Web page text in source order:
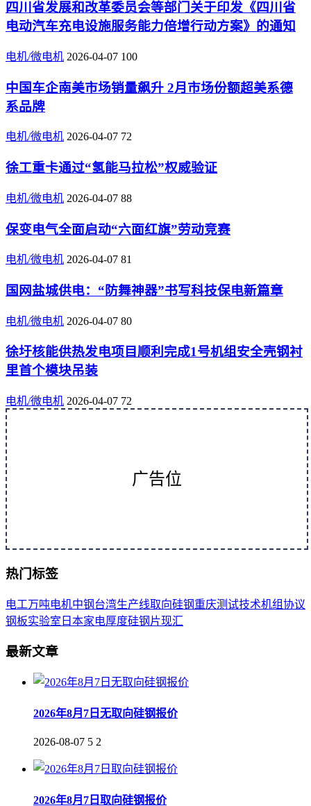
四川省发展和改革委员会等部门关于印发《四川省
电动汽车充电设施服务能力倍增行动方案》的通知
电机/微电机 2026-04-07 100
中国车企南美市场销量飙升 2月市场份额超美系德
系品牌
电机/微电机 2026-04-07 72
徐工重卡通过“氢能马拉松”权威验证
电机/微电机 2026-04-07 88
保变电气全面启动“六面红旗”劳动竞赛
电机/微电机 2026-04-07 81
国网盐城供电：“防舞神器”书写科技保电新篇章
电机/微电机 2026-04-07 80
徐圩核能供热发电项目顺利完成1号机组安全壳钢衬
里首个模块吊装
电机/微电机 2026-04-07 72
广告位
热门标签
电工万吨电机中钢台湾生产线取向硅钢重庆测试技术机组协议
钢板实验室 日本家电厚度硅钢片现汇
最新文章
2026年8月7日无取向硅钢报价
2026-08-07 5 2
2026年8月7日取向硅钢报价